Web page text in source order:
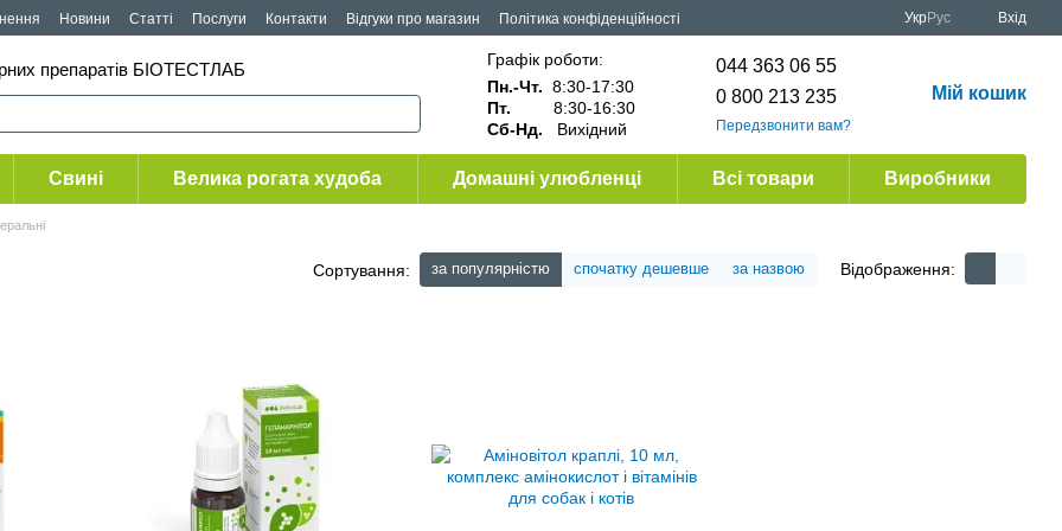
Новини Статті Послуги Контакти Відгуки про магазин
Політика конфіденційності
УкрРус Вхід
препаратів БІОТЕСТЛАБ
Графік роботи:
Пн.-Чт. 8:30-17:30
Пт.
8:30-16:30
Сб-Нд. Вихідний
044 363 06 55
0 800 213 235
Передзвонити вам?
Мій кошик
Свині Велика рогата худоба Домашні улюбленці Всі товари Виробники
Сортування: за популярністю спочатку дешевше за назвою Відображення: